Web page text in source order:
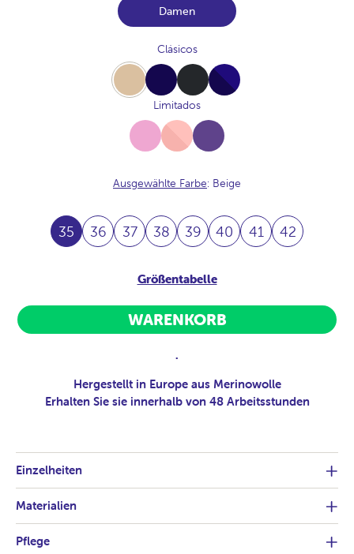
Damen
Clásicos
Beige Navy Carbon
Full-
Navy
Limitados
Sorbete
Full-
Pink
Uva
Ausgewählte Farbe: Beige
35 36 37 38 39 40 41 42
Größentabelle
WARENKORB
.
Hergestellt in Europe aus Merinowolle
Erhalten Sie sie innerhalb von 48 Arbeitsstunden
Einzelheiten
Materialien
Pflege